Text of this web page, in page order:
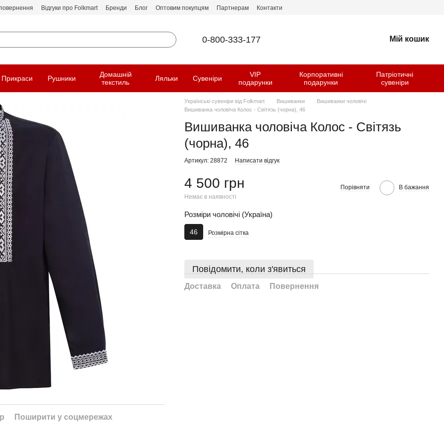
Відгуки про Folkmart Бренди Блог Оптовим покупцям Партнерам Контакти
0-800-333-177 Мій кошик
Прикраси Рушники
Домашній
текстиль
Ляльки Сувеніри
VIP
подарунки
Корпоративні
подарунки
Патріотичні
сувеніри
Поширити у соцмережах
Українські сувеніри від Folkmart Вишиванки
Вишиванки чоловічі
Вишиванка чоловіча Колос - Світязь (чорна), 46
Вишиванка чоловіча Колос - Світязь
(чорна), 46
Артикул: 28872 Написати відгук
4 500 грн
Немає в наявності
Порівняти В бажання
Розміри чоловічі (Україна)
46 Розмірна сітка
Повідомити, коли з'явиться
Доставка Оплата Повернення